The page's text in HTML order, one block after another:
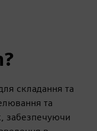
складання та
та
забезпечуючи